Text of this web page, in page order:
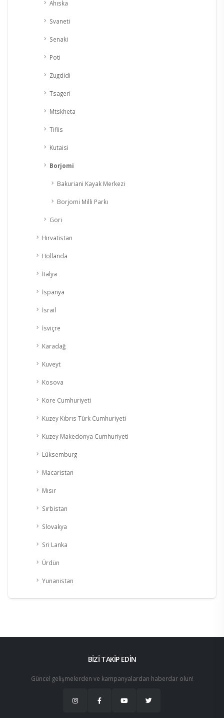
Ahıska
Svaneti
Senaki
Poti
Zugdidi
Tsageri
Mtskheta
Tiflis
Kutaisi
Borjomi
Bakuriani Kayak Merkezi
Borjomi Milli Parkı
Gori
Hırvatistan
Hollanda
İtalya
İspanya
İsrail
İsviçre
Karadağ
Kuveyt
Kosova
Kore Cumhuriyeti
Kuzey Kıbrıs Türk Cumhuriyeti
Kuzey Makedonya Cumhuriyeti
Lüksemburg
Macaristan
Mısır
Sırbistan
Slovakya
Sri Lanka
Ürdün
Yunanistan
BİZİ TAKİP EDİN
Güncel gelişmelerden ve kampanyalardan haberdar olun!